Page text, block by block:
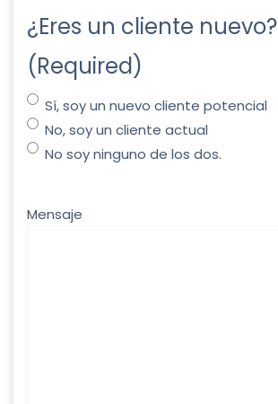
¿Eres un cliente nuevo?
(Required)
Sí, soy un nuevo cliente potencial
No, soy un cliente actual
No soy ninguno de los dos.
Mensaje